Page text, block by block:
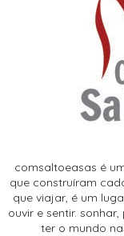
comsaltoeasas é
que construíram
que viajar, é um
ouvir e sentir.
ter o mundo